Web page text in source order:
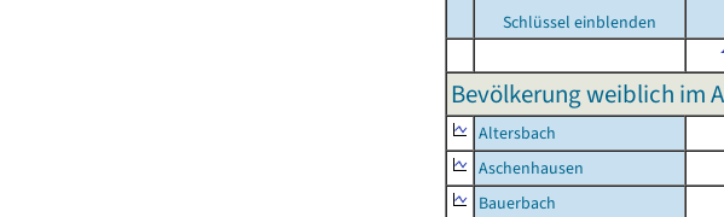
Schlüssel einblenden
Bevölkerung weiblich im
Altersbach
Aschenhausen
Bauerbach